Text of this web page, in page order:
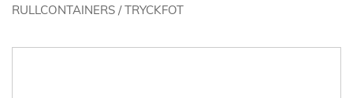
RULLCONTAINERS /TRYCKFOT